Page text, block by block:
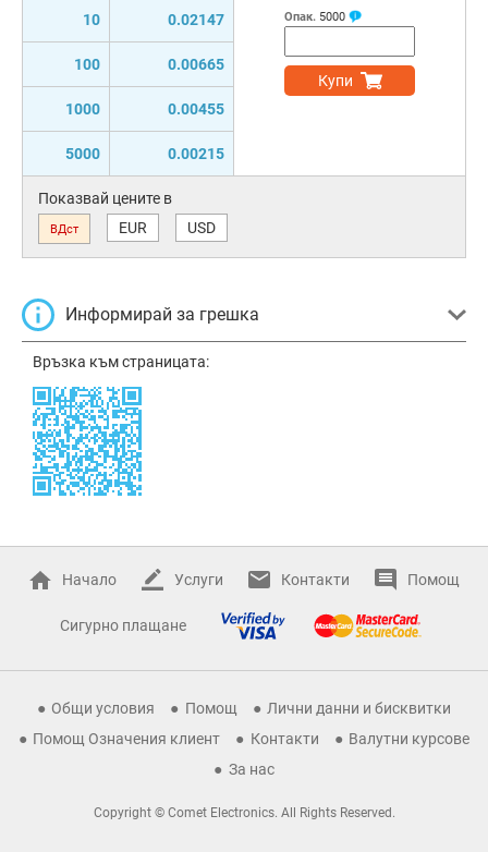
10 0.02147
100 0.00665
1000 0.00455
5000 0.00215
Опак. 5000
Купи
Показвай цените в
ВДст EUR USD
Информирай за грешка
Връзка към страницата:
Начало Услуги Контакти Помощ
Сигурно плащане
Общи условия Помощ
Лични данни и бисквитки
Помощ Означения клиент
Контакти
Валутни курсове
За нас
Copyright © Comet Electronics. All Rights Reserved.